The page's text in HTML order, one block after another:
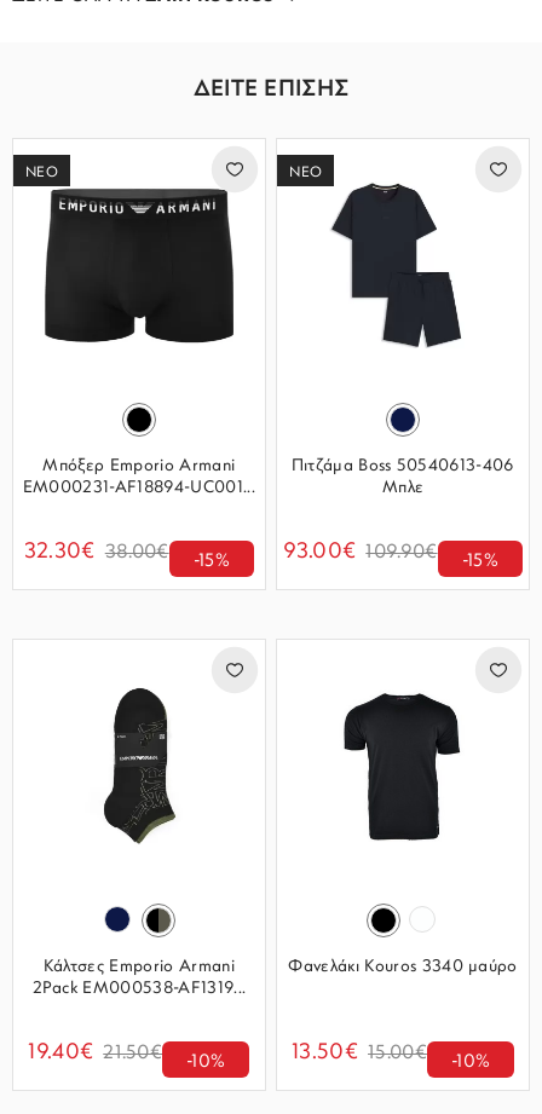
ΔΕΙΤΕ ΕΠΙΣΗΣ
ΝΕΟ
Μπόξερ Emporio Armani
EM000231-AF18894-UC001...
32.30€ 38.00€ -15%
ΝΕΟ
Πιτζάμα Boss 50540613-406
Μπλε
93.00€ 109.90€ -15%
Κάλτσες Emporio Armani
2Pack EM000538-AF1319...
19.40€ 21.50€ -10%
Φανελάκι Kouros 3340 μαύρο
13.50€ 15.00€ -10%